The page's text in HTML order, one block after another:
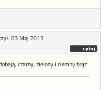
03 Maj 2013
czarny, zielony i ciemny brąz